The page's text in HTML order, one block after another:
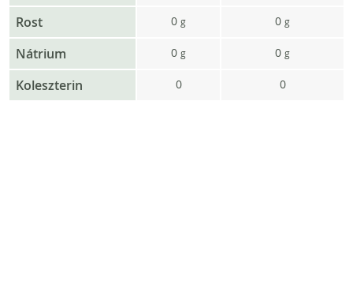
Rost 0 g 0 g
Nátrium 0 g 0 g
Koleszterin 0 0